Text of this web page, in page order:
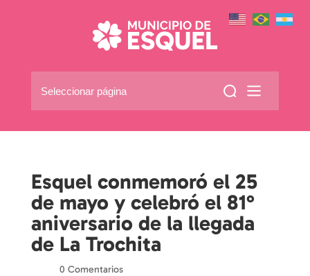
Seleccionar página
Esquel conmemoró el 25
de mayo y celebró el 81°
aniversario de la llegada
de La Trochita
0 Comentarios